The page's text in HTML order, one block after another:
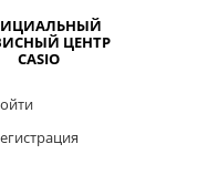
ЦЕНТР
CASIO